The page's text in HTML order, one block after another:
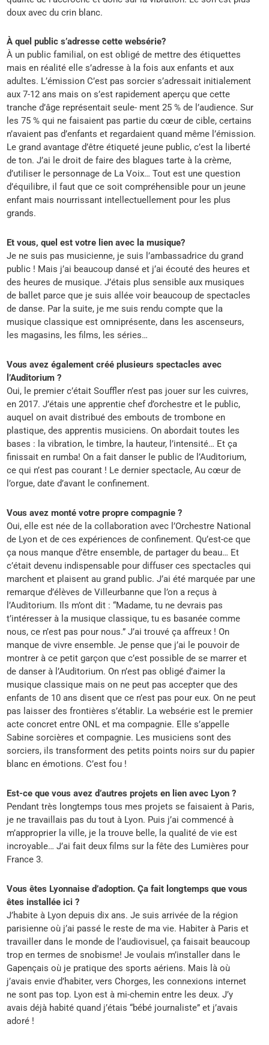
doux avec du crin blanc.
À quel public s’adresse cette websérie?
À un public familial, on est obligé de mettre des étiquettes
mais en réalité elle s’adresse à la fois aux enfants et aux
adultes. L’émission C’est pas sorcier s’adressait initialement
aux 7-12 ans mais on s’est rapidement aperçu que cette
tranche d’âge représentait seule- ment 25 % de l’audience. Sur
les 75 % qui ne faisaient pas partie du cœur de cible, certains
n’avaient pas d’enfants et regardaient quand même l’émission.
Le grand avantage d’être étiqueté jeune public, c’est la liberté
de ton. J’ai le droit de faire des blagues tarte à la crème,
d’utiliser le personnage de La Voix… Tout est une question
d’équilibre, il faut que ce soit compréhensible pour un jeune
enfant mais nourrissant intellectuellement pour les plus
grands.
Et vous, quel est votre lien avec la musique?
Je ne suis pas musicienne, je suis l’ambassadrice du grand
public ! Mais j’ai beaucoup dansé et j’ai écouté des heures et
des heures de musique. J’étais plus sensible aux musiques
de ballet parce que je suis allée voir beaucoup de spectacles
de danse. Par la suite, je me suis rendu compte que la
musique classique est omniprésente, dans les ascenseurs,
les magasins, les films, les séries…
Vous avez également créé plusieurs spectacles avec
l’Auditorium ?
Oui, le premier c’était Souffler n’est pas jouer sur les cuivres,
en 2017. J’étais une apprentie chef d’orchestre et le public,
auquel on avait distribué des embouts de trombone en
plastique, des apprentis musiciens. On abordait toutes les
bases : la vibration, le timbre, la hauteur, l’intensité… Et ça
finissait en rumba! On a fait danser le public de l’Auditorium,
ce qui n’est pas courant ! Le dernier spectacle, Au cœur de
l’orgue, date d’avant le confinement.
Vous avez monté votre propre compagnie ?
Oui, elle est née de la collaboration avec l’Orchestre National
de Lyon et de ces expériences de confinement. Qu’est-ce que
ça nous manque d’être ensemble, de partager du beau… Et
c’était devenu indispensable pour diffuser ces spectacles qui
marchent et plaisent au grand public. J’ai été marquée par une
remarque d’élèves de Villeurbanne que l’on a reçus à
l’Auditorium. Ils m’ont dit : “Madame, tu ne devrais pas
t’intéresser à la musique classique, tu es basanée comme
nous, ce n’est pas pour nous.” J’ai trouvé ça affreux ! On
manque de vivre ensemble. Je pense que j’ai le pouvoir de
montrer à ce petit garçon que c’est possible de se marrer et
de danser à l’Auditorium. On n’est pas obligé d’aimer la
musique classique mais on ne peut pas accepter que des
enfants de 10 ans disent que ce n’est pas pour eux. On ne peut
pas laisser des frontières s’établir. La websérie est le premier
acte concret entre ONL et ma compagnie. Elle s’appelle
Sabine sorcières et compagnie. Les musiciens sont des
sorciers, ils transforment des petits points noirs sur du papier
blanc en émotions. C’est fou !
Est-ce que vous avez d’autres projets en lien avec Lyon ?
Pendant très longtemps tous mes projets se faisaient à Paris,
je ne travaillais pas du tout à Lyon. Puis j’ai commencé à
m’approprier la ville, je la trouve belle, la qualité de vie est
incroyable… J’ai fait deux films sur la fête des Lumières pour
France 3.
Vous êtes Lyonnaise d’adoption. Ça fait longtemps que vous
êtes installée ici ?
J’habite à Lyon depuis dix ans. Je suis arrivée de la région
parisienne où j’ai passé le reste de ma vie. Habiter à Paris et
travailler dans le monde de l’audiovisuel, ça faisait beaucoup
trop en termes de snobisme! Je voulais m’installer dans le
Gapençais où je pratique des sports aériens. Mais là où
j’avais envie d’habiter, vers Chorges, les connexions internet
ne sont pas top. Lyon est à mi-chemin entre les deux. J’y
avais déjà habité quand j’étais “bébé journaliste” et j’avais
adoré !